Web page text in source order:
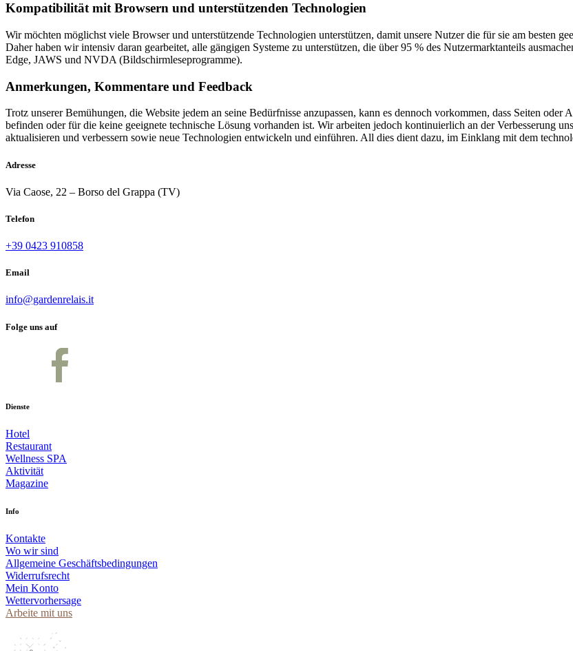
Kompatibilität mit Browsern und unterstützenden Technologien
Wir möchten möglichst viele Browser und unterstützende Technologien unterstützen, damit unsere Nutzer die für sie am besten
Daher haben wir intensiv daran gearbeitet, alle gängigen Systeme zu unterstützen, die über 95 % des Nutzermarktanteils
Edge, JAWS und NVDA (Bildschirmleseprogramme).
Anmerkungen, Kommentare und Feedback
Trotz unserer Bemühungen, die Website jedem an seine Bedürfnisse anzupassen, kann es dennoch vorkommen, dass Seiten
befinden oder für die keine geeignete technische Lösung vorhanden ist. Wir arbeiten jedoch kontinuierlich an der Verbesserung
aktualisieren und verbessern sowie neue Technologien entwickeln und einführen. All dies dient dazu, im Einklang mit dem
Adresse
Via Caose, 22 – Borso del Grappa (TV)
Telefon
+39 0423 910858
Email
info@gardenrelais.it
Folge uns auf
Dienste
Hotel
Restaurant
Wellness SPA
Aktivität
Magazine
Info
Kontakte
Wo wir sind
Allgemeine Geschäftsbedingungen
Widerrufsrecht
Mein Konto
Wettervorhersage
Arbeite mit uns